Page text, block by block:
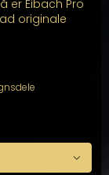
er Eibach Pro
originale
